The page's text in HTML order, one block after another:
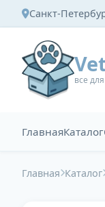
Санкт-
все
ГлавнаяКаталог
Главная Каталог